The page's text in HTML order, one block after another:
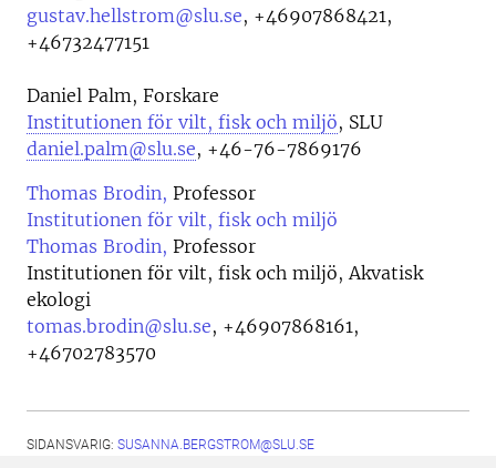
gustav.hellstrom@slu.se, +46907868421,
+46732477151
Daniel Palm, Forskare
Institutionen för vilt, fisk och miljö, SLU
daniel.palm@slu.se, +46-76-7869176
Thomas Brodin, Professor
Institutionen för vilt, fisk och miljö
Thomas Brodin, Professor
Institutionen för vilt, fisk och miljö, Akvatisk
ekologi
tomas.brodin@slu.se, +46907868161,
+46702783570
SIDANSVARIG: SUSANNA.BERGSTROM@SLU.SE